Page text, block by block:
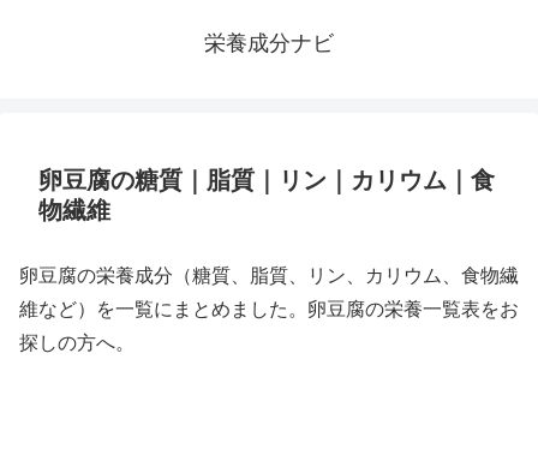
栄養成分ナビ
卵豆腐の糖質｜脂質｜リン｜カリウム｜食
物繊維
卵豆腐の栄養成分（糖質、脂質、リン、カリウム、食物繊
維など）を一覧にまとめました。卵豆腐の栄養一覧表をお
探しの方へ。